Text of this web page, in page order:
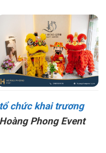
chức khai trương
Phong Event